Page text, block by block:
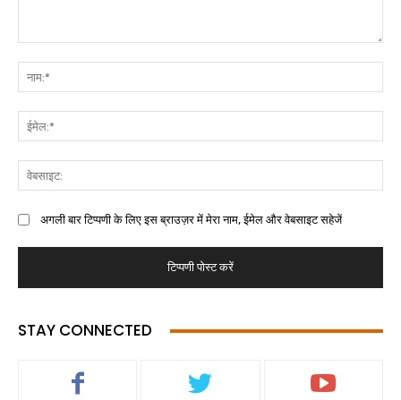
अगली बार टिप्पणी के लिए इस ब्राउज़र में मेरा नाम, ईमेल और वेबसाइट सहेजें
STAY CONNECTED